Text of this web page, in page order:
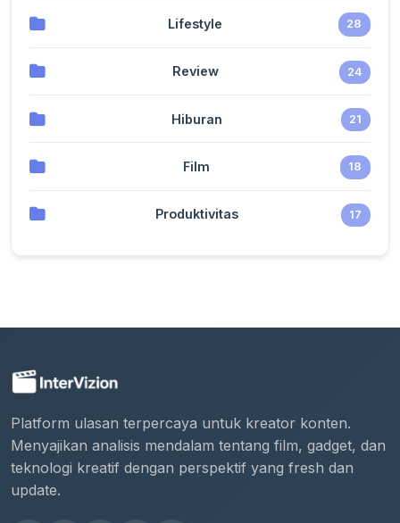
Lifestyle 28
Review 24
Hiburan 21
Film 18
Produktivitas 17
Platform ulasan terpercaya untuk kreator konten.
Menyajikan analisis mendalam tentang film, gadget, dan
teknologi kreatif dengan perspektif yang fresh dan
update.